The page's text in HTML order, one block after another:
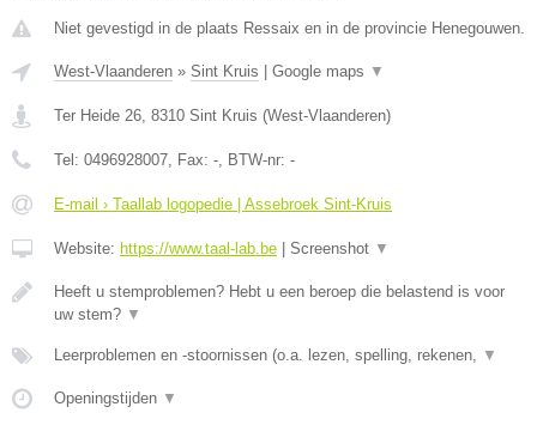
Niet gevestigd in de plaats Ressaix en in de provincie Henegouwen.
West-Vlaanderen » Sint Kruis | Google maps ▼
Ter Heide 26 8310 Sint Kruis (West-Vlaanderen)
Tel: 0496928007 , Fax: - , BTW-nr: -
E-mail › Taallab logopedie | Assebroek Sint-Kruis
Website: https://www.taal-lab.be | Screenshot ▼
Heeft u stemproblemen? Hebt u een beroep die belastend is voor
uw stem? ▼
Leerproblemen en -stoornissen (o.a. lezen, spelling, rekenen, ▼
Openingstijden ▼